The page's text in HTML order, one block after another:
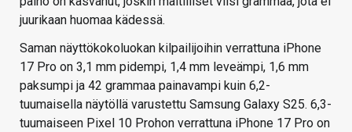
juurikaan huomaa kädessä.
Saman näyttökokoluokan kilpailijoihin verrattuna iPhone
17 Pro on 3,1 mm pidempi, 1,4 mm leveämpi, 1,6 mm
paksumpi ja 42 grammaa painavampi kuin 6,2-
tuumaisella näytöllä varustettu Samsung Galaxy S25. 6,3-
tuumaiseen Pixel 10 Prohon verrattuna iPhone 17 Pro on